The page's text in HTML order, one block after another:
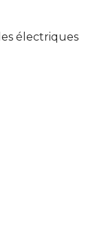
électriques